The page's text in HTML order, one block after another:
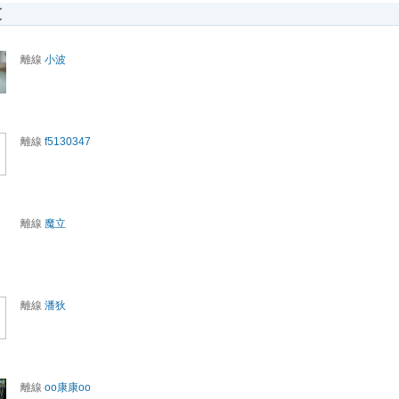
離線 小波
離線 f5130347
離線 魔立
離線 潘狄
離線 oo康康oo